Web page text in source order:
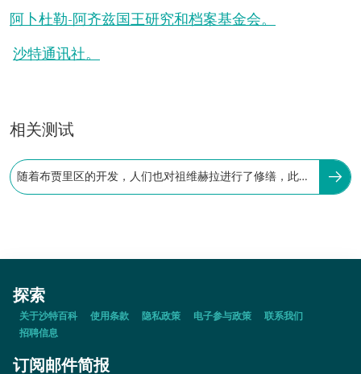
阿卜杜勒-阿齐兹国王研究和档案基金会。
沙特通讯社。
相关测试
随着布贾里区的开发，人们也对祖维赫拉进行了修缮，此次
探索
关于沙特百科 使用条款 隐私政策 电子参与政策
联系我们
招聘信息
订阅邮件简报